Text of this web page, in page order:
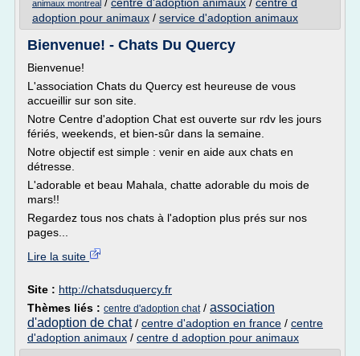
animaux montreal
adoption pour animaux / service d'adoption animaux
Bienvenue! - Chats Du Quercy
Bienvenue!
L'association Chats du Quercy est heureuse de vous
accueillir sur son site.
Notre Centre d'adoption Chat est ouverte sur rdv les jours
fériés, weekends, et bien-sûr dans la semaine.
Notre objectif est simple : venir en aide aux chats en
détresse.
L'adorable et beau Mahala, chatte adorable du mois de
mars!!
Regardez tous nos chats à l'adoption plus prés sur nos
pages...
Lire la suite
Site : http://chatsduquercy.fr
Thèmes liés : centre d'adoption chat/ association
d'adoption de chat/ centre d'adoption en france / centre
d'adoption animaux / centre d adoption pour animaux